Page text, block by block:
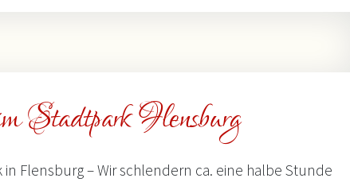
Stadtpark Flensburg
Flensburg – Wir schlendern ca. eine halbe Stunde